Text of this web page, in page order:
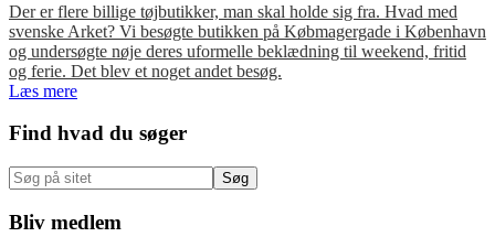
Der er flere billige tøjbutikker, man skal holde sig fra. Hvad med
svenske Arket? Vi besøgte butikken på Købmagergade i København
og undersøgte nøje deres uformelle beklædning til weekend, fritid
og ferie. Det blev et noget andet besøg.
Læs mere
Primær
Sidebar
Find hvad du søger
Søg
på
sitet
Bliv medlem